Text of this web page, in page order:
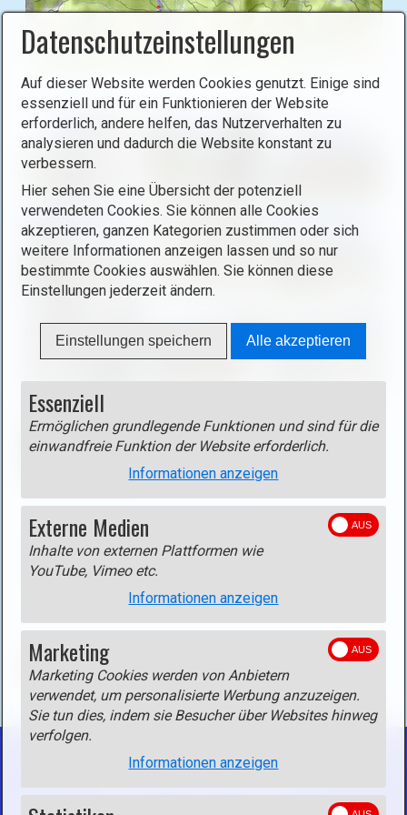
L
g
h
b
o
ö
f
f
n
e
n
o
p
i
m
a
e
n
i
g
b
.
B
i
l
d
n
L
i
g
h
t
b
o
x
f
n
e
p
n
i
a
g
e
n
i
Track
Track als gpx-Datei(rechte Maustaste - Ziel speichern
unter)
ZURÜCK
Startseite Kontakt
Impressum
Datenschutzeinstellungen
Auf dieser Website werden Cookies genutzt. Einige sind
essenziell und für ein Funktionieren der Website
erforderlich, andere helfen, das Nutzerverhalten zu
analysieren und dadurch die Website konstant zu
verbessern.
Hier sehen Sie eine Übersicht der potenziell
verwendeten Cookies. Sie können alle Cookies
akzeptieren, ganzen Kategorien zustimmen oder sich
weitere Informationen anzeigen lassen und so nur
bestimmte Cookies auswählen. Sie können diese
Einstellungen jederzeit ändern.
Einstellungen speichern Alle akzeptieren
Essenziell
Ermöglichen grundlegende Funktionen und sind für die
einwandfreie Funktion der Website erforderlich.
Informationen anzeigen
Externe Medien
Inhalte von externen Plattformen wie
YouTube, Vimeo etc.
Informationen anzeigen
Marketing
Marketing Cookies werden von Anbietern
verwendet, um personalisierte Werbung anzuzeigen.
Sie tun dies, indem sie Besucher über Websites hinweg
verfolgen.
Informationen anzeigen